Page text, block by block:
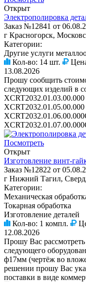
Открыт
Электрополировка
Заказ №12841 от
г Красногорск,
Категории:
Другие услуги
Кол-во: 14 шт.
13.08.2026
Прошу сообщить
следующих изделий в
Посмотреть
Открыт
Изготовление винт-
Заказ №12822 от
г Нижний Тагил,
Категории:
Механическая
Токарная обработка
Изготовление деталей
Кол-во: 1 компл.
12.08.2026
Прошу Вас
следующего
ф17мм (чертёж во
решении прошу Вас
поставки в виде